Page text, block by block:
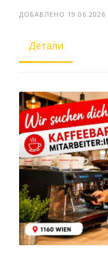
ДОБАВЛЕНО 19.06.2026
Детали